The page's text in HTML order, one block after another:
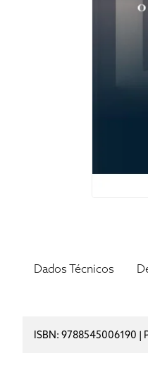
Dados Técnicos
ISBN: 9788545006190 |